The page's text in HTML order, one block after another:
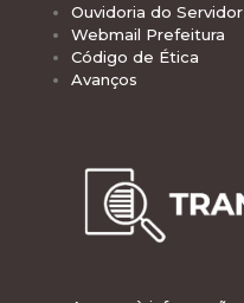
Ouvidoria do Servidor
Webmail Prefeitura
Código de Ética
Avanços